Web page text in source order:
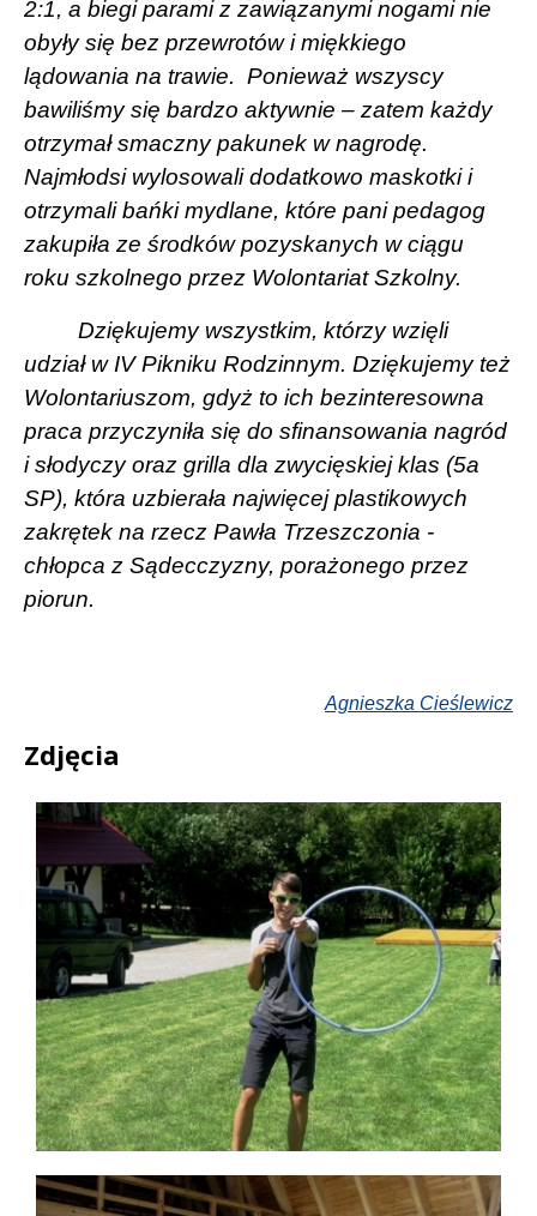
2:1, a biegi parami z zawiązanymi nogami nie
obyły się bez przewrotów i miękkiego
lądowania na trawie. Ponieważ wszyscy
bawiliśmy się bardzo aktywnie – zatem każdy
otrzymał smaczny pakunek w nagrodę.
Najmłodsi wylosowali dodatkowo maskotki i
otrzymali bańki mydlane, które pani pedagog
zakupiła ze środków pozyskanych w ciągu
roku szkolnego przez Wolontariat Szkolny.
Dziękujemy wszystkim, którzy wzięli
udział w IV Pikniku Rodzinnym. Dziękujemy też
Wolontariuszom, gdyż to ich bezinteresowna
praca przyczyniła się do sfinansowania nagród
i słodyczy oraz grilla dla zwycięskiej klas (5a
SP), która uzbierała najwięcej plastikowych
zakrętek na rzecz Pawła Trzeszczonia -
chłopca z Sądecczyzny, porażonego przez
piorun.
Agnieszka Cieślewicz
Zdjęcia